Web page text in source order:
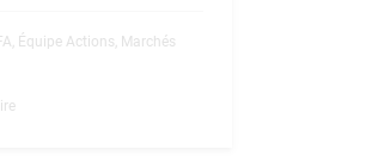
, Équipe Actions, Marchés